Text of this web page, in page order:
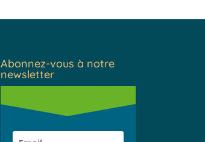
Abonnez-vous à notre
newsletter